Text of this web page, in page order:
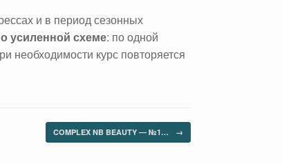
и в период сезонных
усиленной схеме: по одной
необходимости курс повторяется
COMPLEX NB BEAUTY ― №1… →